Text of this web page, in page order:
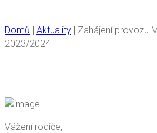
Domů | Aktuality | Zahájení provozu
2023/2024
Vážení rodiče,